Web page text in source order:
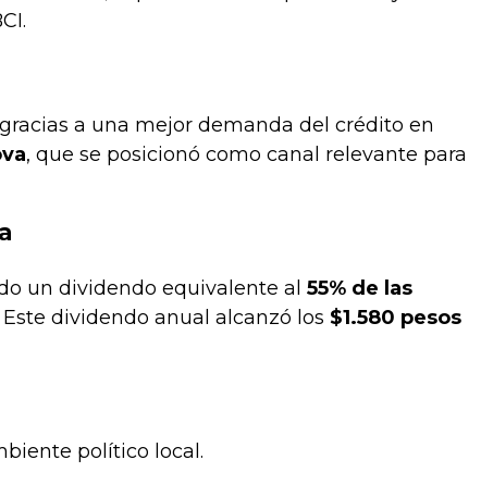
a una mejor demanda del crédito en
, que se posicionó como canal relevante para
un dividendo equivalente al 55% de las
dividendo anual alcanzó los $1.580 pesos
político local.